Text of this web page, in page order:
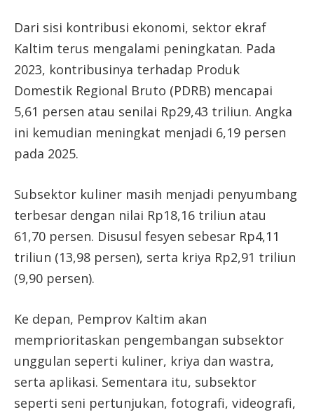
Dari sisi kontribusi ekonomi, sektor ekraf
Kaltim terus mengalami peningkatan. Pada
2023, kontribusinya terhadap Produk
Domestik Regional Bruto (PDRB) mencapai
5,61 persen atau senilai Rp29,43 triliun. Angka
ini kemudian meningkat menjadi 6,19 persen
pada 2025.
Subsektor kuliner masih menjadi penyumbang
terbesar dengan nilai Rp18,16 triliun atau
61,70 persen. Disusul fesyen sebesar Rp4,11
triliun (13,98 persen), serta kriya Rp2,91 triliun
(9,90 persen).
Ke depan, Pemprov Kaltim akan
memprioritaskan pengembangan subsektor
unggulan seperti kuliner, kriya dan wastra,
serta aplikasi. Sementara itu, subsektor
seperti seni pertunjukan, fotografi, videografi,